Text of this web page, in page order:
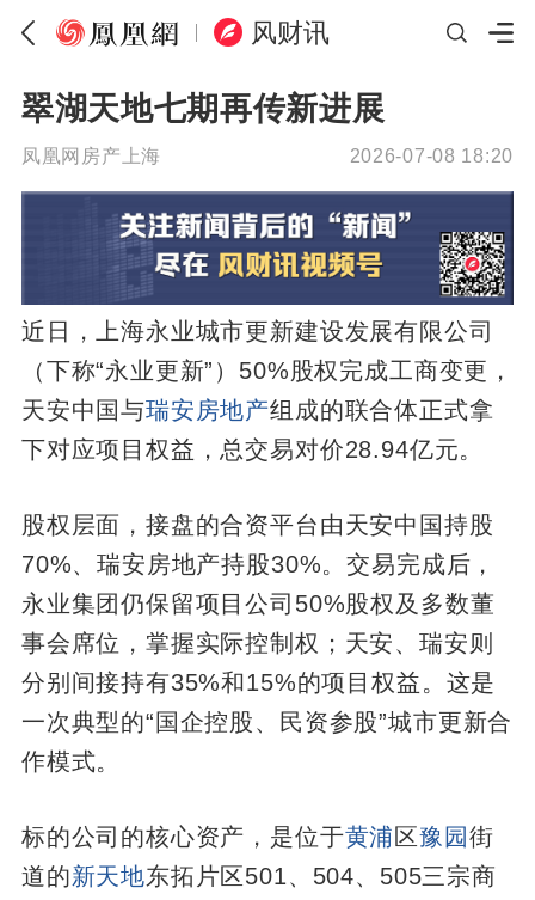
风财讯
翠湖天地七期再传新进展
凤凰网房产上海 2026-07-08 18:20
近日，上海永业城市更新建设发展有限公司
（下称“永业更新”）50%股权完成工商变更，
天安中国与瑞安房地产组成的联合体正式拿
下对应项目权益，总交易对价28.94亿元。
股权层面，接盘的合资平台由天安中国持股
70%、瑞安房地产持股30%。交易完成后，
永业集团仍保留项目公司50%股权及多数董
事会席位，掌握实际控制权；天安、瑞安则
分别间接持有35%和15%的项目权益。这是
一次典型的“国企控股、民资参股”城市更新合
作模式。
标的公司的核心资产，是位于黄浦 区豫园街
道的新天地东拓片区501、504、505三宗商